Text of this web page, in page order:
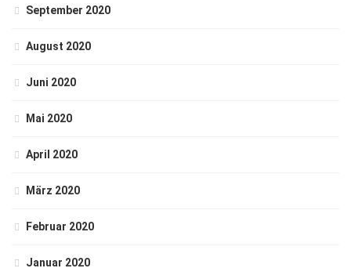
September 2020
August 2020
Juni 2020
Mai 2020
April 2020
März 2020
Februar 2020
Januar 2020